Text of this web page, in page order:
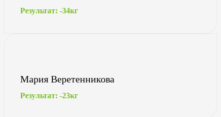
Результат: -34кг
Мария Веретенникова
Результат: -23кг